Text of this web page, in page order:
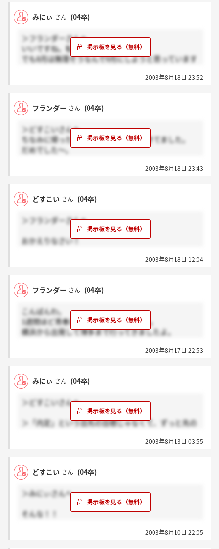
よってダイニングアート・・・は受けないことになり
そうです。
すごく嬉しいです。
フランダーさん、私もお二人が好きです
だからお話してください！！
就職活動頑張ってくださいね！！
みにぃ さん (04卒)
＞フランダーさんへ
いいですね。私も旅行行きたいです。
でも8月は無理そうなんで9月にしようと思っています
自分の気持ちや考えが少し変わっていいですよね
沖縄一人旅に行ってしまいましたよ
その子はもう既に働いているんでうけどね。
私もあともう少しの間気合い入れて就職活動頑張ろう
と思います
お互い納得のいく結果となりますように！！！
2003年8月18日 23:52
フランダー さん (04卒)
＞どすこいさんへ
ちなみに帰ったら面接の結果が手紙できてました。
だめでした～。
ので頑張ります！
また立ちよっちゃうかも、、、。
2003年8月18日 23:43
どすこい さん (04卒)
＞フランダーさんへ
おかえりなさい！
自分でやってよかった、と思える事をした時は、必ず
私の周りに就職あきらめて日々ダラダラとすごしてい
る人がいますが、フランダーさんを見習ってほしいで
2003年8月18日 12:04
フランダー さん (04卒)
こんばんわ。
1週間ほど青春18切符で旅に出てました。
横浜から出発して博多まで行ってきましたよ。
友達とふたりで行ったのですが就活のこと語ったりし
今帰ってきたところです。
面接は個人対面接官2でしたよ。
2003年8月17日 22:53
みにぃ さん (04卒)
＞どすこいさんへ
＞「内定」という目先の目標じゃなくて、ずっと先の
どすこいさんも行くと決めた会社で目標を見つけて
充実した生活送ってくださいねー！！
2003年8月13日 03:55
どすこい さん (04卒)
＞みにぃさんへ
そんな！！
私だってそう思いますよ(^^)就活で頑張った人は、社
2003年8月10日 22:05